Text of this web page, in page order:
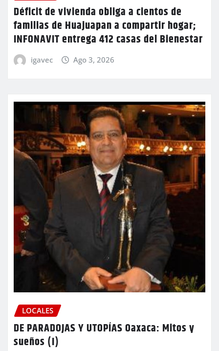
Déficit de vivienda obliga a cientos de
familias de Huajuapan a compartir hogar;
INFONAVIT entrega 412 casas del Bienestar
igavec Ago 3, 2026
LOCALES
DE PARADOJAS Y UTOPÍAS Oaxaca: Mitos y
sueños (I)